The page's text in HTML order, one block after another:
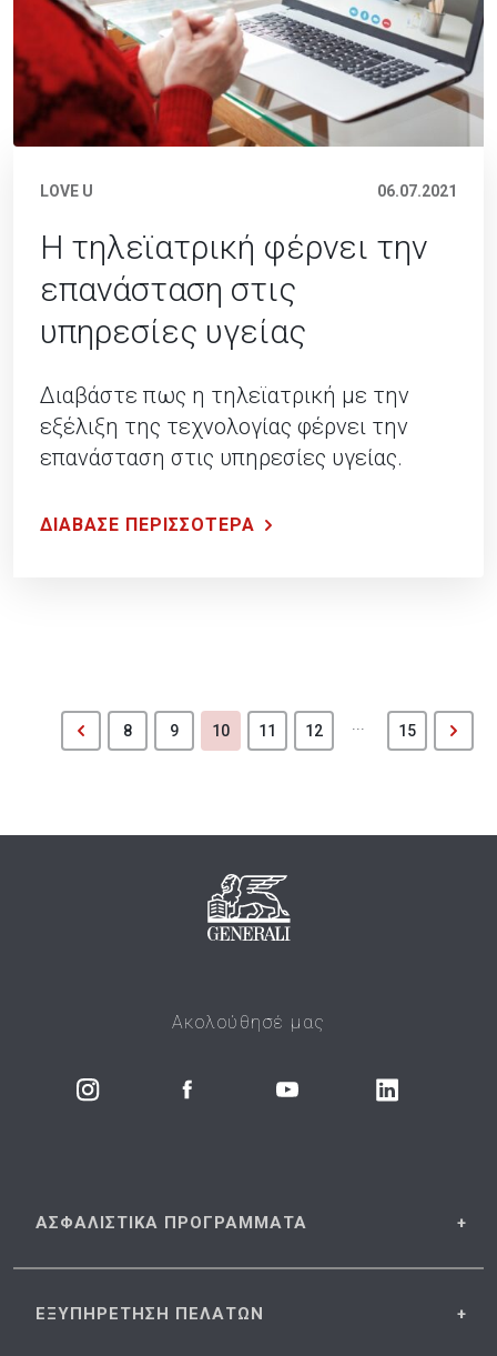
LOVE U 06.07.2021
Η τηλεϊατρική φέρνει την
επανάσταση στις
υπηρεσίες υγείας
Διαβάστε πως η τηλεϊατρική με την
εξέλιξη της τεχνολογίας φέρνει την
επανάσταση στις υπηρεσίες υγείας.
ΔΙΑΒΑΣΕ ΠΕΡΙΣΣΟΤΕΡΑ
8 9 10 11 12 15
Ακολούθησέ μας
ΑΣΦΑΛΙΣΤΙΚΑ ΠΡΟΓΡΑΜΜΑΤΑ
ΕΞΥΠΗΡΕΤΗΣΗ ΠΕΛΑΤΩΝ